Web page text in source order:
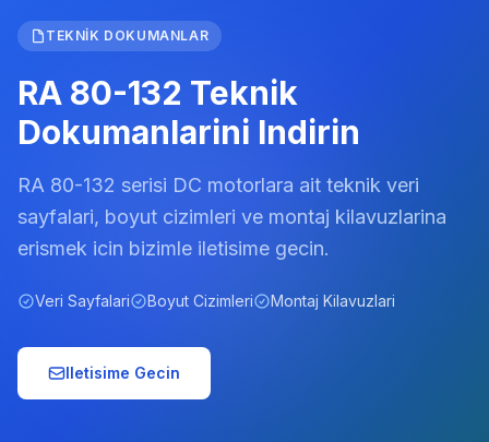
TEKNIK DOKUMANLAR
RA 80-132 Teknik
Dokumanlarini Indirin
RA 80-132 serisi DC motorlara ait teknik veri
sayfalari, boyut cizimleri ve montaj kilavuzlarina
erismek icin bizimle iletisime gecin.
Veri Sayfalari Boyut Cizimleri Montaj Kilavuzlari
Iletisime Gecin